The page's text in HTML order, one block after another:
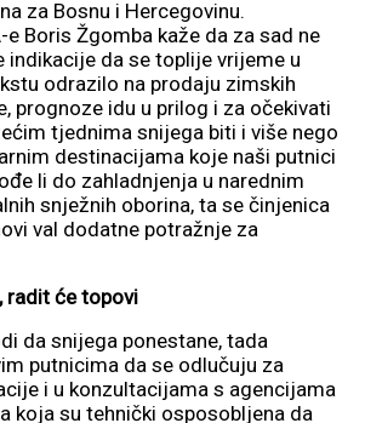
za Bosnu i Hercegovinu.
e Boris Žgomba kaže da za sad ne
indikacije da se toplije vrijeme u
odrazilo na prodaju zimskih
prognoze idu u prilog i za očekivati
tjednima snijega biti i više nego
destinacijama koje naši putnici
li do zahladnjenja u narednim
snježnih oborina, ta se činjenica
val dodatne potražnje za
radit će topovi
da snijega ponestane, tada
putnicima da se odlučuju za
i u konzultacijama s agencijama
koja su tehnički osposobljena da